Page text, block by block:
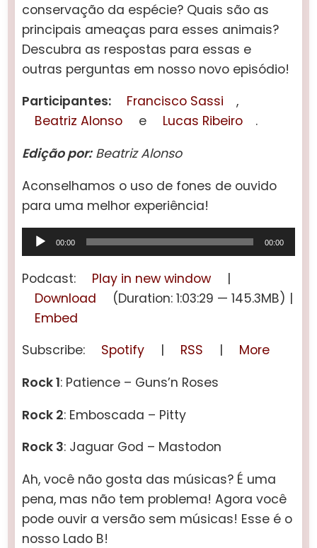
conservação da espécie? Quais são as
principais ameaças para esses animais?
Descubra as respostas para essas e
outras perguntas em nosso novo episódio!
Participantes:
Francisco Sassi
,
Beatriz Alonso
e Lucas Ribeiro
.
Edição por: Beatriz Alonso
Aconselhamos o uso de fones de ouvido
para uma melhor experiência!
Tocador
de
áudio
00:00 00:00
Podcast: Play in new window
|
Download
(Duration: 1:03:29 — 145.3MB) |
Embed
Subscribe:
Spotify | RSS |
More
Rock 1: Patience – Guns’n Roses
Rock 2: Emboscada – Pitty
Rock 3: Jaguar God – Mastodon
Ah, você não gosta das músicas? É uma
pena, mas não tem problema! Agora você
pode ouvir a versão sem músicas! Esse é o
nosso Lado B!